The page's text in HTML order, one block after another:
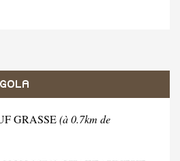
GRASSE(à 0.7km de